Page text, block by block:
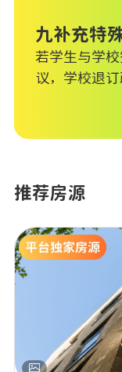
九补充特
若学生与学
议，学校退
推荐房源